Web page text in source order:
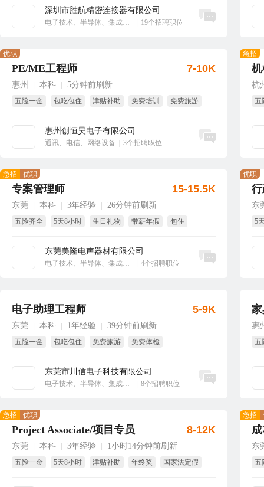
深圳市胜航精密连接器有限公司
电子技术、半导体、集成电路 19个招聘职位
立即沟通
PE/ME工程师
惠州 本科 5分钟前刷新
五险一金 包吃包住 津贴补助 免费培训
免费旅游
惠州创恒昊电子有限公司
通讯、电信、网络设备 3个招聘职位
优职
7-10K
立即沟通
杭
五
急招
专案管理师
东莞 本科 3年经验 26分钟前刷新
五险齐全 5天8小时 生日礼物 带薪年假 包住
东莞美隆电声器材有限公司
电子技术、半导体、集成电路 4个招聘职位
急招 优职
15-15.5K
立即沟通
东
5
优职
电子助理工程师
东莞 本科 1年经验 39分钟前刷新
五险一金 包吃包住 免费旅游
免费体检
东莞市川信电子科技有限公司
电子技术、半导体、集成电路 8个招聘职位
5-9K
立即沟通
惠
五
Project Associate/项目专员
东莞 本科 3年经验 1小时14分钟前刷新
五险一金 5天8小时 津贴补助 年终奖
国家法定假
急招 优职
8-12K
东
五
急招